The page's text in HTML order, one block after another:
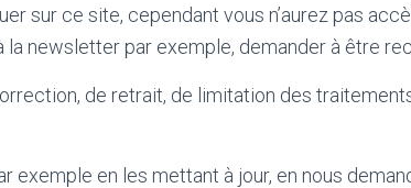
sur ce site, cependant vous n’aurez pas
la newsletter par exemple, demander à être
de retrait, de limitation des
exemple en les mettant à jour, en nous